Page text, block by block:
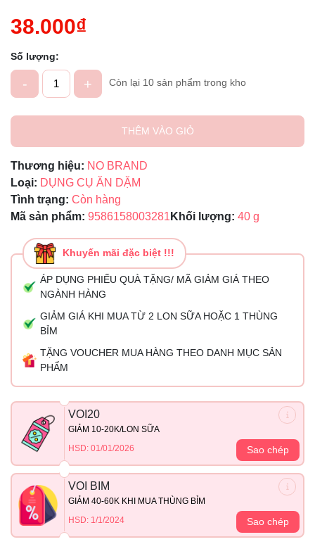
38.000₫
Số lượng:
- + Còn lại 10 sản phẩm trong kho
THÊM VÀO GIỎ
Thương hiệu: NO BRAND
Loại: DỤNG CỤ ĂN DẶM
Tình trạng: Còn hàng
Mã sản phẩm: 9586158003281 Khối lượng: 40 g
Khuyến mãi đặc biệt !!!
ÁP DỤNG PHIẾU QUÀ TẶNG/ MÃ GIẢM GIÁ THEO
NGÀNH HÀNG
GIẢM GIÁ KHI MUA TỪ 2 LON SỮA HOẶC 1 THÙNG
BỈM
TẶNG VOUCHER MUA HÀNG THEO DANH MỤC SẢN
PHẨM
VOI20
GIẢM 10-20K/LON SỮA
HSD: 01/01/2026
Sao chép
VOI BIM
GIẢM 40-60K KHI MUA THÙNG BỈM
HSD: 1/1/2024
Sao chép